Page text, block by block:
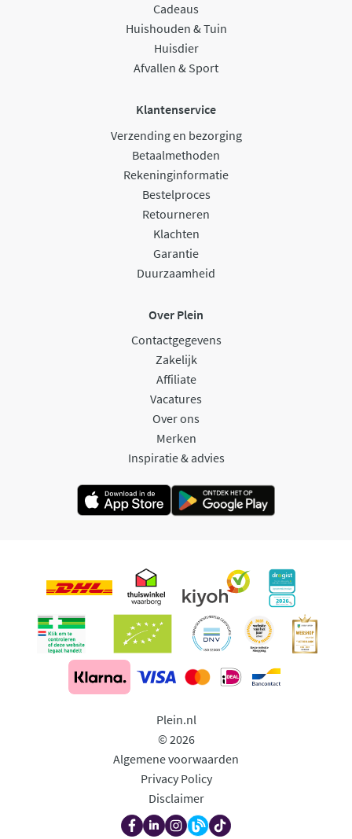
Cadeaus
Huishouden & Tuin
Huisdier
Afvallen & Sport
Klantenservice
Verzending en bezorging
Betaalmethoden
Rekeninginformatie
Bestelproces
Retourneren
Klachten
Garantie
Duurzaamheid
Over Plein
Contactgegevens
Zakelijk
Affiliate
Vacatures
Over ons
Merken
Inspiratie & advies
Plein.nl
© 2026
Algemene voorwaarden
Privacy Policy
Disclaimer